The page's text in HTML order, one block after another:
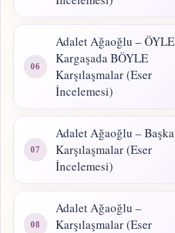
Adalet Ağaoğlu – ÖYLE
Kargaşada BÖYLE
Karşılaşmalar (Eser
İncelemesi)
Adalet Ağaoğlu – Başka
Karşılaşmalar (Eser
İncelemesi)
Adalet Ağaoğlu –
Karşılaşmalar (Eser